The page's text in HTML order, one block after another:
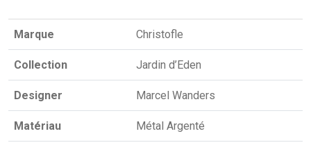
Marque Christofle
Collection Jardin d’Eden
Designer Marcel Wanders
Matériau Métal Argenté